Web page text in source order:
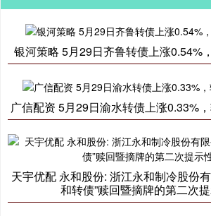
银河策略 5月29日齐鲁转债上涨0.54%
广信配资 5月29日渝水转债上涨0.33%
天宇优配 永和股份: 浙江永和制冷股份
和转债”赎回暨摘牌的第二次